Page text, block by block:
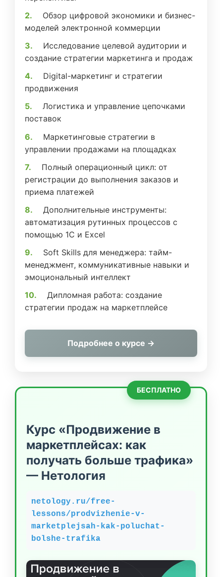
Обзор цифровой экономики и бизнес-
моделей электронной коммерции
Исследование целевой аудитории и
создание стратегии маркетинга и продаж
Digital-маркетинг и стратегии
продвижения
Логистика и управление цепочками
поставок
Маркетинговые стратегии в
управлении продажами на площадках
Полный операционный цикл: от
регистрации до выполнения заказов и
приема платежей
Дополнительные инструменты:
автоматизация рутинных процессов с
помощью 1С и Excel
Soft Skills для менеджера: тайм-
менеджмент, коммуникативные навыки и
эмоциональный интеллект
Дипломная работа: создание
стратегии продаж на маркетплейсе
Подробнее о курсе →
БЕСПЛАТНО
Курс «Продвижение в
маркетплейсах: как
получать больше трафика»
— Нетология
netology.ru/free-
lessons/prodvizhenie-v-
marketplejsah-kak-poluchat-
bolshe-trafika